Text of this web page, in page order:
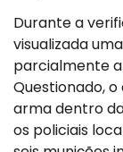
Durante a
visualizada
parcialmente
Questionado,
arma dentro
os policiais